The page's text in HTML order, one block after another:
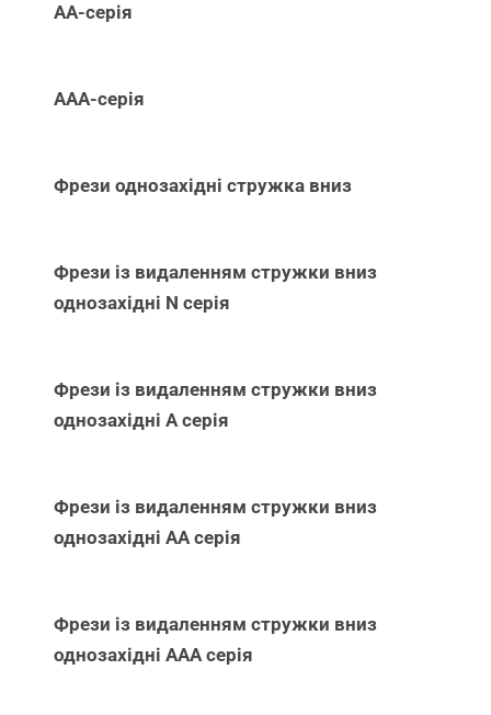
АА-серія
ААА-серія
Фрези однозахідні стружка вниз
Фрези із видаленням стружки вниз
однозахідні N серія
Фрези із видаленням стружки вниз
однозахідні А серія
Фрези із видаленням стружки вниз
однозахідні АА серія
Фрези із видаленням стружки вниз
однозахідні ААА серія